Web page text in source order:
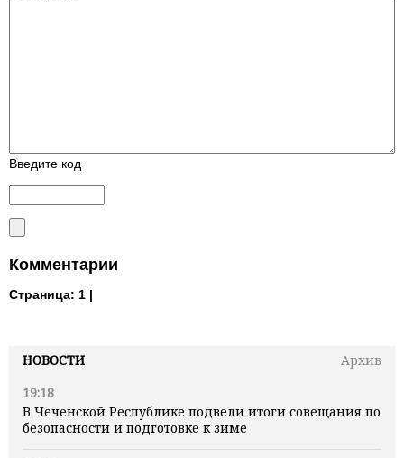
НОВОСТИ
Архив
19:18
В Чеченской Республике подвели итоги совещания по
безопасности и подготовке к зиме
Введите код
Комментарии
Страница: 1 |